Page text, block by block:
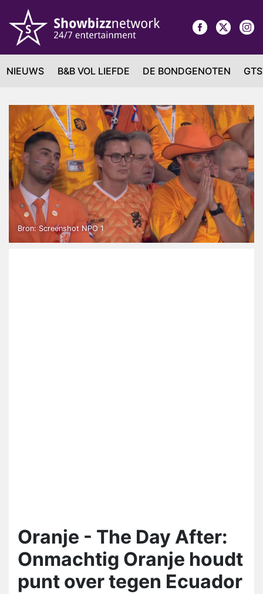
NIEUWS B&B VOL LIEFDE DE BONDGENOTEN
Bron: Screenshot NPO 1
Oranje - The Day After:
Onmachtig Oranje houdt
punt over tegen Ecuador